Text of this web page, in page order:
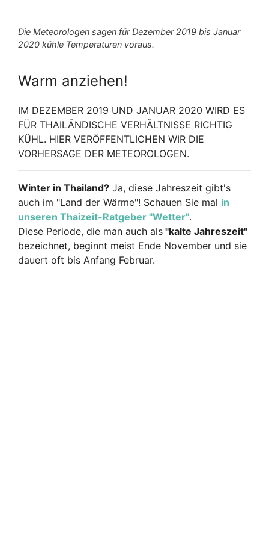
Die Meteorologen sagen für Dezember 2019 bis Januar
2020 kühle Temperaturen voraus.
Warm anziehen!
IM DEZEMBER 2019 UND JANUAR 2020 WIRD ES
FÜR THAILÄNDISCHE VERHÄLTNISSE RICHTIG
KÜHL. HIER VERÖFFENTLICHEN WIR DIE
VORHERSAGE DER METEOROLOGEN.
Winter in Thailand? Ja, diese Jahreszeit gibt's
auch im "Land der Wärme"! Schauen Sie mal in
unseren Thaizeit-Ratgeber "Wetter".
Diese Periode, die man auch als "kalte Jahreszeit"
bezeichnet, beginnt meist Ende November und sie
dauert oft bis Anfang Februar.